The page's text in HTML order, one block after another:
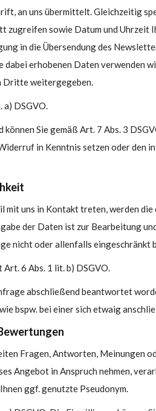
an uns übermittelt. Gleichzeitig
sowie Datum und Uhrzeit
in die Übersendung des
erhobenen Daten verwenden
Dritte weitergegeben.
a) DSGVO.
Sie gemäß Art. 7 Abs. 3
in Kenntnis setzen oder den
uns in Kontakt treten, werden die
der Daten ist zur Bearbeitung
nicht oder allenfalls eingeschränkt
6 Abs. 1 lit. b) DSGVO.
abschließend beantwortet
bspw. bei einer sich etwaig
Fragen, Antworten, Meinungen
Angebot in Anspruch nehmen,
ggf. genutzte Pseudonym.